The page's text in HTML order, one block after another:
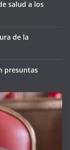
salud a los
de la
presuntas